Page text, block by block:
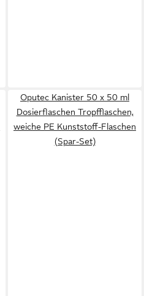
Oputec Kanister 50 x 50 ml
Dosierflaschen Tropfflaschen,
weiche PE Kunststoff-Flaschen
(Spar-Set)